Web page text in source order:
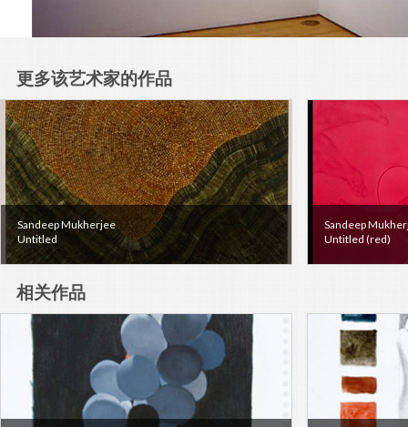
更多该艺术家的作品
Sandeep Mukherjee
Untitled
Sandeep
Untitled (red)
相关作品